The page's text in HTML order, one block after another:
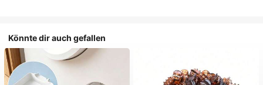
Könnte dir auch gefallen